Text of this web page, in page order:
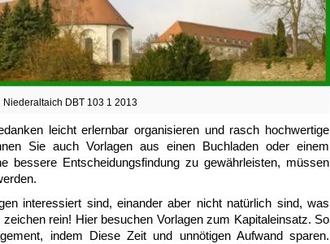
Niederaltaich DBT 103 1 2013
leicht erlernbar organisieren und rasch hochwertige
Sie auch Vorlagen aus einen Buchladen oder einem
bessere Entscheidungsfindung zu gewährleisten, müssen
interessiert sind, einander aber nicht natürlich sind, was
rein! Hier besuchen Vorlagen zum Kapitaleinsatz. So
indem Diese Zeit und unnötigen Aufwand sparen.